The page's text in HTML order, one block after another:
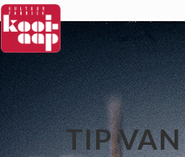
TIP